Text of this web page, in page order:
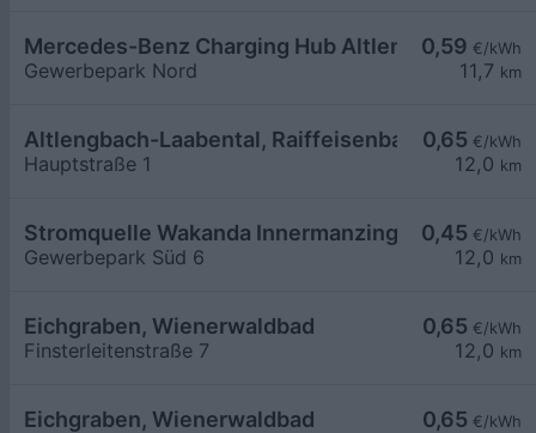
0,59 €/kWh
11,7 km
Mercedes-Benz Charging Hub Altlengbach
Gewerbepark Nord
0,65 €/kWh
12,0 km
Altlengbach-Laabental, Raiffeisenbank
Hauptstraße 1
0,45 €/kWh
12,0 km
Stromquelle Wakanda Innermanzing
Gewerbepark Süd 6
0,65 €/kWh
12,0 km
Eichgraben, Wienerwaldbad
Finsterleitenstraße 7
0,65 €/kWh
Eichgraben, Wienerwaldbad